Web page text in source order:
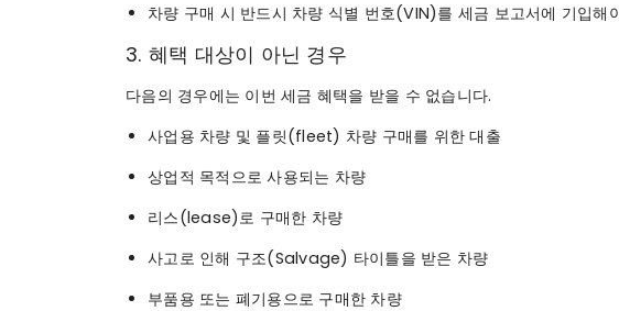
차량 구매 시 반드시 차량 식별 번호(VIN)를 세금 보고서에 기입해
3. 혜택 대상이 아닌 경우
다음의 경우에는 이번 세금 혜택을 받을 수 없습니다.
사업용 차량 및 플릿(fleet) 차량 구매를 위한 대출
상업적 목적으로 사용되는 차량
리스(lease)로 구매한 차량
사고로 인해 구조(Salvage) 타이틀을 받은 차량
부품용 또는 폐기용으로 구매한 차량